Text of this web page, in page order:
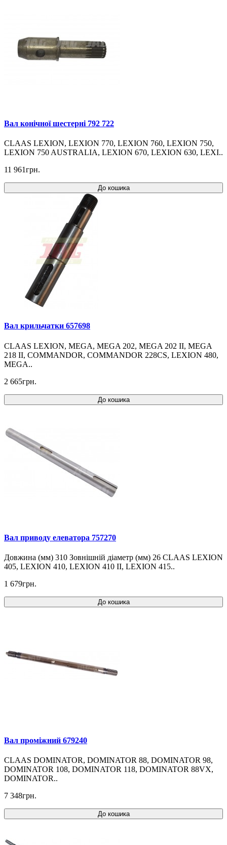
Вал конічної шестерні 792 722
CLAAS LEXION, LEXION 770, LEXION 760, LEXION 750,
LEXION 750 AUSTRALIA, LEXION 670, LEXION 630, LEXI..
11 961грн.
До кошика
Вал крильчатки 657698
CLAAS LEXION, MEGA, MEGA 202, MEGA 202 II, MEGA
218 II, COMMANDOR, COMMANDOR 228CS, LEXION 480,
MEGA..
2 665грн.
До кошика
Вал приводу елеватора 757270
Довжина (мм) 310 Зовнішній діаметр (мм) 26 CLAAS LEXION
405, LEXION 410, LEXION 410 II, LEXION 415..
1 679грн.
До кошика
Вал проміжний 679240
CLAAS DOMINATOR, DOMINATOR 88, DOMINATOR 98,
DOMINATOR 108, DOMINATOR 118, DOMINATOR 88VX,
DOMINATOR..
7 348грн.
До кошика